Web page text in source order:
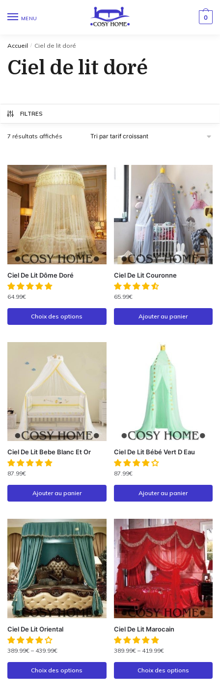
MENU 0
Accueil / Ciel de lit doré
Ciel de lit doré
FILTRES
7 résultats affichés
Ciel De Lit Dôme Doré
64.99€
Choix des options
Ciel De Lit Couronne
65.99€
Ajouter au panier
Ciel De Lit Bebe Blanc Et Or
87.99€
Ajouter au panier
Ciel De Lit Bébé Vert D Eau
87.99€
Ajouter au panier
Ciel De Lit Oriental
389.99€ – 439.99€
Choix des options
Ciel De Lit Marocain
389.99€– 419.99€
Choix des options